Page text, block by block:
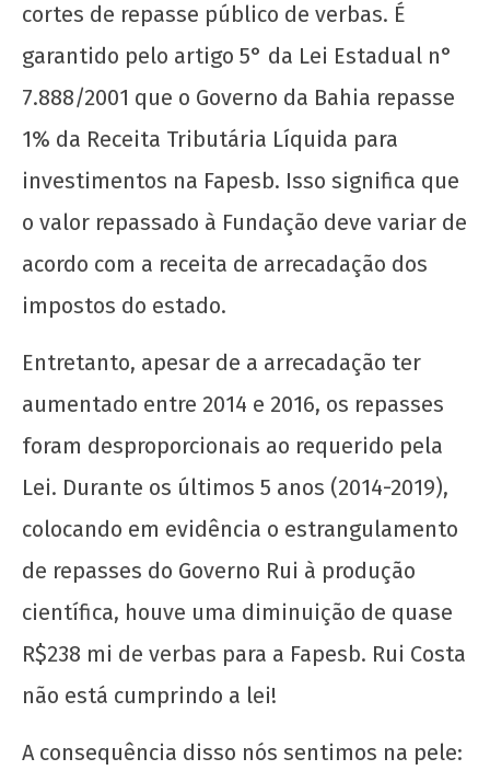
A PRODUÇÃO CIENTÍFICA BAIANA ESTÁ EM
RISCO!
setembro
de 2019
wp-
admin
Manifesto por uma Universidade Popular para
o 72º CONEG da UNE
4 de
setembro
de 2019
admin
cortes de repasse público de verbas. É
garantido pelo artigo 5° da Lei Estadual n°
7.888/2001 que o Governo da Bahia repasse
1% da Receita Tributária Líquida para
investimentos na Fapesb. Isso significa que
o valor repassado à Fundação deve variar de
acordo com a receita de arrecadação dos
impostos do estado.
Entretanto, apesar de a arrecadação ter
aumentado entre 2014 e 2016, os repasses
foram desproporcionais ao requerido pela
Lei. Durante os últimos 5 anos (2014-2019),
colocando em evidência o estrangulamento
de repasses do Governo Rui à produção
científica, houve uma diminuição de quase
R$238 mi de verbas para a Fapesb. Rui Costa
não está cumprindo a lei!
A consequência disso nós sentimos na pele: